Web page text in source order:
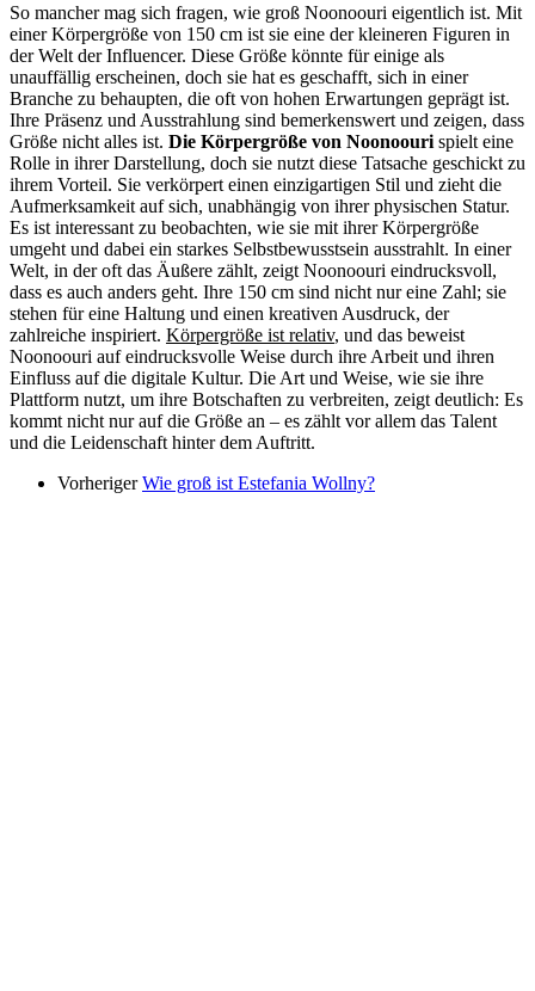
So mancher mag sich fragen, wie groß Noonoouri eigentlich ist. Mit
einer Körpergröße von 150 cm ist sie eine der kleineren Figuren in
der Welt der Influencer. Diese Größe könnte für einige als
unauffällig erscheinen, doch sie hat es geschafft, sich in einer
Branche zu behaupten, die oft von hohen Erwartungen geprägt ist.
Ihre Präsenz und Ausstrahlung sind bemerkenswert und zeigen, dass
Größe nicht alles ist. Die Körpergröße von Noonoouri spielt eine
Rolle in ihrer Darstellung, doch sie nutzt diese Tatsache geschickt zu
ihrem Vorteil. Sie verkörpert einen einzigartigen Stil und zieht die
Aufmerksamkeit auf sich, unabhängig von ihrer physischen Statur.
Es ist interessant zu beobachten, wie sie mit ihrer Körpergröße
umgeht und dabei ein starkes Selbstbewusstsein ausstrahlt. In einer
Welt, in der oft das Äußere zählt, zeigt Noonoouri eindrucksvoll,
dass es auch anders geht. Ihre 150 cm sind nicht nur eine Zahl; sie
stehen für eine Haltung und einen kreativen Ausdruck, der
zahlreiche inspiriert. Körpergröße ist relativ, und das beweist
Noonoouri auf eindrucksvolle Weise durch ihre Arbeit und ihren
Einfluss auf die digitale Kultur. Die Art und Weise, wie sie ihre
Plattform nutzt, um ihre Botschaften zu verbreiten, zeigt deutlich: Es
kommt nicht nur auf die Größe an – es zählt vor allem das Talent
und die Leidenschaft hinter dem Auftritt.
Vorheriger Wie groß ist Estefania Wollny?